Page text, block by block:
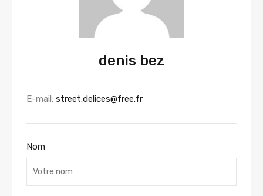
denis bez
E-mail: street.delices@free.fr
Nom